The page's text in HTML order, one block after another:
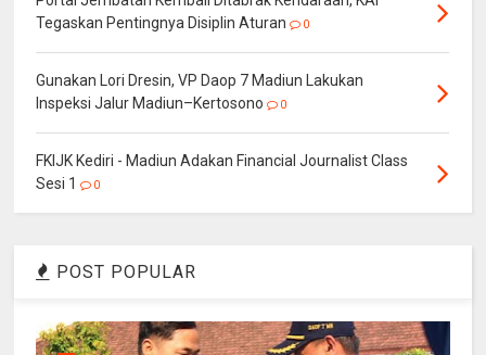
Tegaskan Pentingnya Disiplin Aturan
0
Gunakan Lori Dresin, VP Daop 7 Madiun Lakukan
Inspeksi Jalur Madiun–Kertosono
0
FKIJK Kediri - Madiun Adakan Financial Journalist Class
Sesi 1
0
POST POPULAR